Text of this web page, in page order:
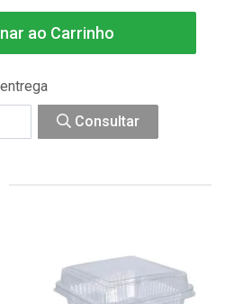
ao Carrinho
Consultar